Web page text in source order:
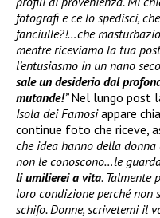
fotografi e ce lo spedisci,
fanciulle?!…che
mentre riceviamo la tua
l’entusiasmo in un nano
sale un desiderio dal
mutande!”Nel lungo post
Isola dei Famosiappare
continue foto che riceve,
che idea hanno della
non le conoscono…le
li umilierei a vita. Talmente
loro condizione perché non
schifo. Donne, scrivetemi il